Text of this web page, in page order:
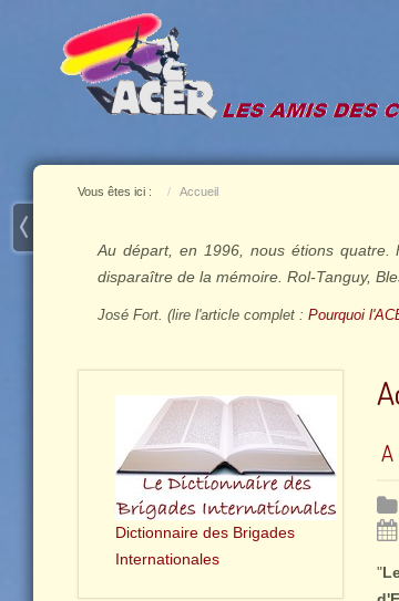
Vous êtes ici : Accueil
Au départ, en 1996, nous étions quatre.
disparaître de la mémoire. Rol-Tanguy,
José Fort. (lire l'article complet : Pourquoi
Dictionnaire des Brigades
Internationales
"